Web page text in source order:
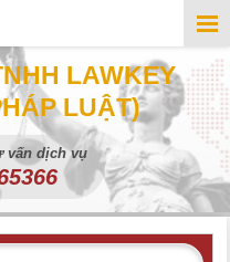
LAWKEY
LUẬT)
vấn dịch vụ